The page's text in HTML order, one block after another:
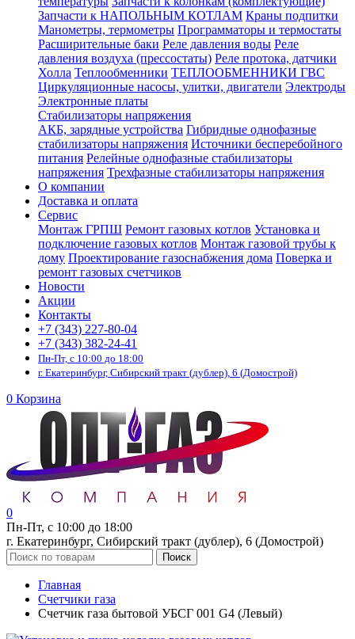
Запчасти к НАПОЛЬНЫМ КОТЛАМ Краны подпитки
Манометры, термометры Программаторы и термостаты
Расширительные баки Реле давления воды Реле
давления воздуха (прессостаты) Реле протока, датчики
Холла Теплообменники ТЕПЛООБМЕННИКИ ГВС
Циркуляционные насосы, улитки, двигатели Электроды
Электронные платы
Стабилизаторы напряжения
АКБ, зарядные устройства Гибридные однофазные
стабилизаторы напряжения Источники бесперебойного
питания Релейные однофазные стабилизаторы
напряжения Трехфазные стабилизаторы напряжения
О компании
Доставка и оплата
Сервис
Монтаж ГРПШ Ремонт газовых котлов Установка и
подключение газовых котлов Монтаж газовой трубы к
дому Проектирование газоснабжения дома Поверка и
ремонт газовых счетчиков
Новости
Акции
Контакты
+7 (343) 227-80-04
+7 (343) 382-24-41
Пн-Пт, с 10:00 до 18:00
г. Екатеринбург, Сибирский тракт (дублер), 6 (Домострой)
0 Корзина
0
Пн-Пт, с 10:00 до 18:00
г. Екатеринбург, Сибирский тракт (дублер), 6 (Домострой)
Поиск
Главная
Счетчики газа
Счетчик газа бытовой УБСГ 001 G4 (Левый)